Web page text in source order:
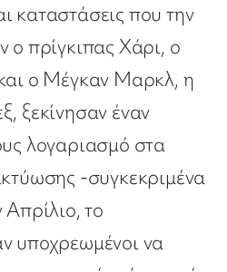
καταστάσεις που την
ο πρίγκιπας Χάρι, ο
ο Μέγκαν Μαρκλ, η
ξεκίνησαν έναν
λογαριασμό στα
-συγκεκριμένα
το
υποχρεωμένοι να